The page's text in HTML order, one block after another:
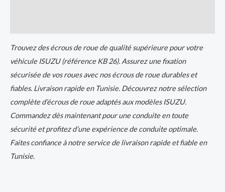
Trouvez des écrous de roue de qualité supérieure pour votre
véhicule ISUZU (référence KB 26). Assurez une fixation
sécurisée de vos roues avec nos écrous de roue durables et
fiables. Livraison rapide en Tunisie. Découvrez notre sélection
complète d’écrous de roue adaptés aux modèles ISUZU.
Commandez dès maintenant pour une conduite en toute
sécurité et profitez d’une expérience de conduite optimale.
Faites confiance à notre service de livraison rapide et fiable en
Tunisie.